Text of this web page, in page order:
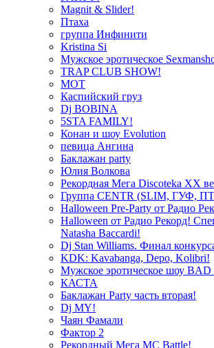
Magnit & Slider!
Птаха
группа Инфинити
Kristina Si
Мужское эротическое
TRAP CLUB SHOW!
МОТ
Каспийский груз
Dj BOBINA
5STA FAMILY!
Конан и шоу Evolution
певица Ангина
Баклажан party
Юлия Волкова
Рекордная Мега Discoteka XX
Группа CENTR (SLIM, ГУФ,
Halloween Pre-Party от Радио
Halloween от Радио Рекорд!
Natasha Baccardi!
Dj Stan Williams. Финал
KDK: Kavabanga, Depo, Kolibri!
Мужское эротическое шоу
КАСТА
Баклажан Party часть вторая!
Dj MY!
Чаян Фамали
Фактор 2
Рекордный Мега МС Battle!